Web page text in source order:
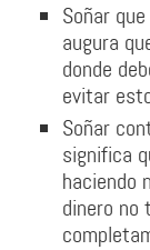
Soñar
augura
donde
evitar
Soñar
significa
haciendo
dinero no